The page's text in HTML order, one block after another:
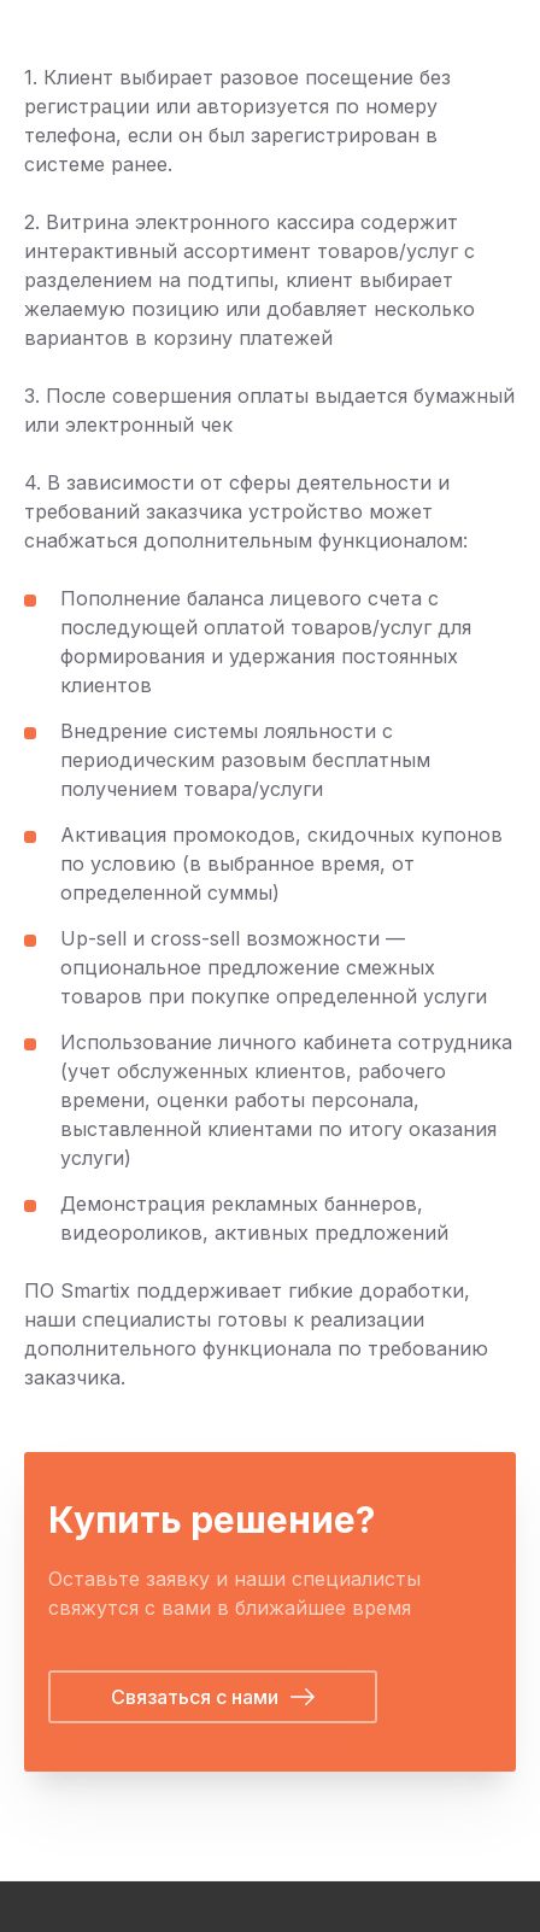
1. Клиент выбирает разовое посещение без
регистрации или авторизуется по номеру
телефона, если он был зарегистрирован в
системе ранее.
2. Витрина электронного кассира содержит
интерактивный ассортимент товаров/услуг с
разделением на подтипы, клиент выбирает
желаемую позицию или добавляет несколько
вариантов в корзину платежей
3. После совершения оплаты выдается бумажный
или электронный чек
4. В зависимости от сферы деятельности и
требований заказчика устройство может
снабжаться дополнительным функционалом:
Пополнение баланса лицевого счета с
последующей оплатой товаров/услуг для
формирования и удержания постоянных
клиентов
Внедрение системы лояльности с
периодическим разовым бесплатным
получением товара/услуги
Активация промокодов, скидочных купонов
по условию (в выбранное время, от
определенной суммы)
Up-sell и cross-sell возможности —
опциональное предложение смежных
товаров при покупке определенной услуги
Использование личного кабинета сотрудника
(учет обслуженных клиентов, рабочего
времени, оценки работы персонала,
выставленной клиентами по итогу оказания
услуги)
Демонстрация рекламных баннеров,
видеороликов, активных предложений
ПО Smartix поддерживает гибкие доработки,
наши специалисты готовы к реализации
дополнительного функционала по требованию
заказчика.
Купить решение?
Оставьте заявку и наши специалисты
свяжутся с вами в ближайшее время
Связаться с нами